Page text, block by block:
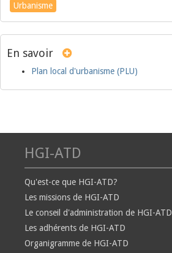
Urbanisme
En savoir
Plan local d'urbanisme (PLU)
HGI-ATD
Qu'est-ce que HGI-ATD?
Les missions de HGI-ATD
Le conseil d'administration de HGI-ATD
Les adhérents de HGI-ATD
Organigramme de HGI-ATD